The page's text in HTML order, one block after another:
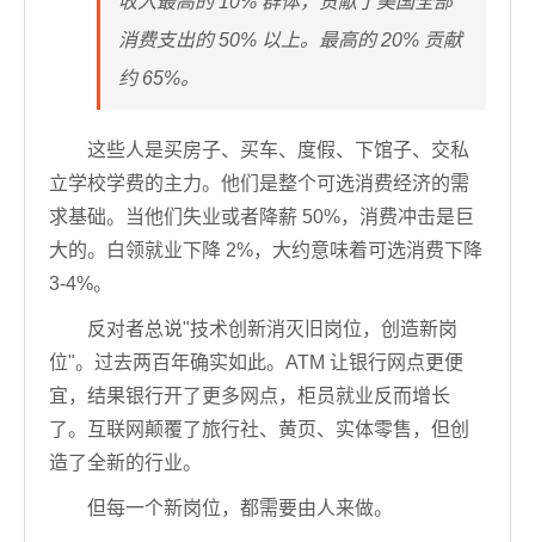
消费支出的 50% 以上。最高的 20% 贡献
约 65%。
这些人是买房子、买车、度假、下馆子、交私
立学校学费的主力。他们是整个可选消费经济的需
求基础。当他们失业或者降薪 50%，消费冲击是巨
大的。白领就业下降 2%，大约意味着可选消费下降
3-4%。
反对者总说"技术创新消灭旧岗位，创造新岗
位"。过去两百年确实如此。ATM 让银行网点更便
宜，结果银行开了更多网点，柜员就业反而增长
了。互联网颠覆了旅行社、黄页、实体零售，但创
造了全新的行业。
但每一个新岗位，都需要由人来做。